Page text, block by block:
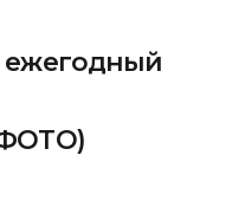
ежегодный